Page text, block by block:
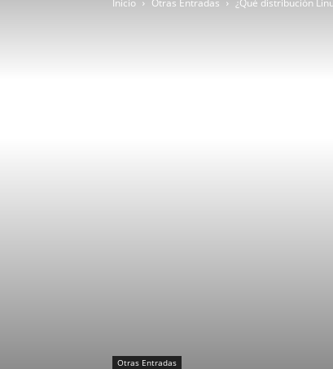
Inicio Otras Entradas ¿Qué distribución
Otras Entradas